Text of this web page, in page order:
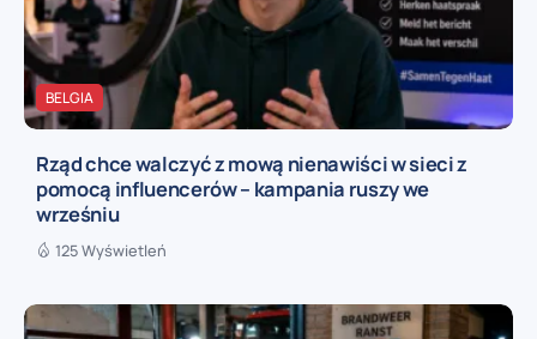
BELGIA
Rząd chce walczyć z mową nienawiści w sieci z
pomocą influencerów – kampania ruszy we
wrześniu
125 Wyświetleń